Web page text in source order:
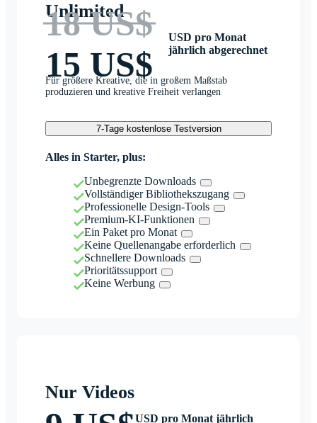
Unlimited
18 US$
15 US$
USD pro Monat
jährlich abgerechnet
Für größere Kreative, die in großem Maßstab
produzieren und kreative Freiheit verlangen
7-Tage kostenlose Testversion
Alles in Starter, plus:
Unbegrenzte Downloads
Vollständiger Bibliothekszugang
Professionelle Design-Tools
Premium-KI-Funktionen
Ein Paket pro Monat
Keine Quellenangabe erforderlich
Schnellere Downloads
Prioritätssupport
Keine Werbung
Nur Videos
USD pro Monat jährlich